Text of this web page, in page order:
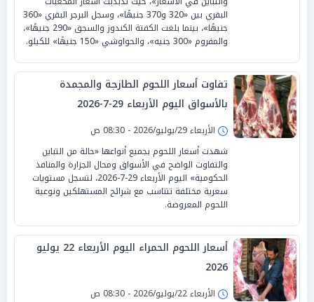
البقري بين «320 و370 جنيهًا»، وسجل البرجر البقري «360
جنيهًا»، بينما بلغت الكفتة الكندوز والسجق «290 جنيهًا»،
والمفروم «300 جنيه»، والحواوشي «150 جنيهًا» للكيلو.
تفاوت أسعار اللحوم الطازجة والمجمدة
بالأسواق اليوم الأربعاء 29-7-2026
الأربعاء 29/يوليو/2026 - 08:30 ص
شهدت أسعار اللحوم بجميع أنواعها «حالة من التباين
والتفاوت الواضح في الأسواق ومحال الجزارة والمنافذ
الحكومية» اليوم الأربعاء 29-7-2026، لتسجل مستويات
سعرية مختلفة تتناسب مع شرائح المستهلكين ونوعية
اللحوم المعروضة.
أسعار اللحوم الحمراء اليوم الأربعاء 22 يوليو
2026
الأربعاء 22/يوليو/2026 - 08:30 ص